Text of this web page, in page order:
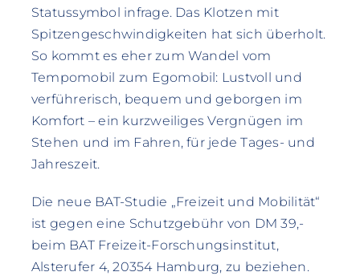
Statussymbol infrage. Das Klotzen mit
Spitzengeschwindigkeiten hat sich überholt.
So kommt es eher zum Wandel vom
Tempomobil zum Egomobil: Lustvoll und
verführerisch, bequem und geborgen im
Komfort – ein kurzweiliges Vergnügen im
Stehen und im Fahren, für jede Tages- und
Jahreszeit.
Die neue BAT-Studie „Freizeit und Mobilität“
ist gegen eine Schutzgebühr von DM 39,-
beim BAT Freizeit-Forschungsinstitut,
Alsterufer 4, 20354 Hamburg, zu beziehen.